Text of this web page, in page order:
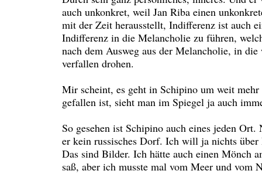
auch unkonkret, weil Jan Riba einen
mit der Zeit herausstellt, Indifferenz ist auch
Indifferenz in die Melancholie zu führen,
nach dem Ausweg aus der Melancholie, in
verfallen drohen.
Mir scheint, es geht in Schipino um weit
gefallen ist, sieht man im Spiegel ja auch
So gesehen ist Schipino auch eines jeden
er kein russisches Dorf. Ich will ja nichts
Das sind Bilder. Ich hätte auch einen Mönch
saß, aber ich musste mal vom Meer und vom